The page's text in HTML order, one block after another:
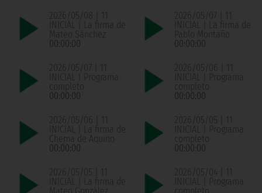
2026/05/08 | 11
INICIAL | La firma de
Mateo Sánchez
00:00:00
2026/05/07 | 11
INICIAL | La firma de
Pablo Montaño
00:00:00
2026/05/07 | 11
INICIAL | Programa
completo
00:00:00
2026/05/06 | 11
INICIAL | Programa
completo
00:00:00
2026/05/06 | 11
INICIAL | La firma de
Chema de Aquino
00:00:00
2026/05/05 | 11
INICIAL | Programa
completo
00:00:00
2026/05/05 | 11
INICIAL | La firma de
2026/05/04 | 11
INICIAL | Programa